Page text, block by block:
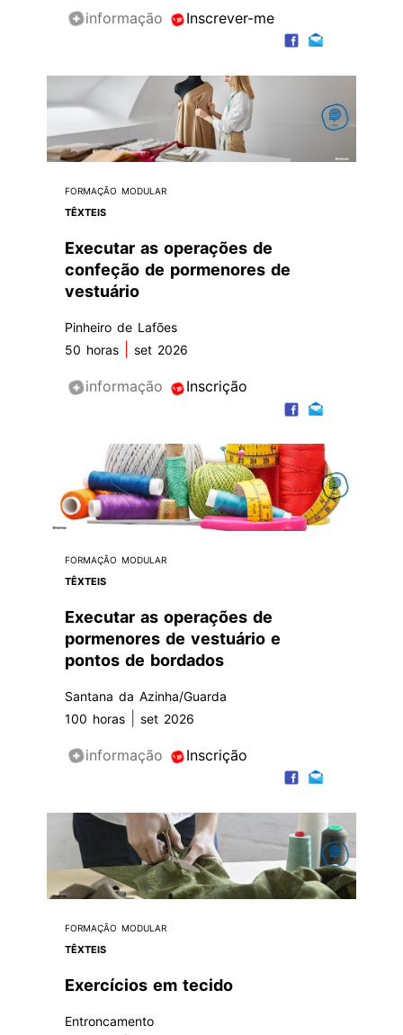
informação Inscrever-me
FORMAÇÃO MODULAR
TÊXTEIS
Executar as operações de
confeção de pormenores de
vestuário
Pinheiro de Lafões
50 horas
set 2026
informação Inscrição
FORMAÇÃO MODULAR
TÊXTEIS
Executar as operações de
pormenores de vestuário e
pontos de bordados
Santana da Azinha/Guarda
100 horas
set 2026
informação Inscrição
FORMAÇÃO MODULAR
TÊXTEIS
Exercícios em tecido
Entroncamento